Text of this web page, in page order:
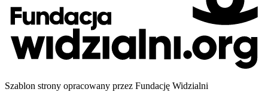
Szablon strony opracowany przez Fundację Widzialni